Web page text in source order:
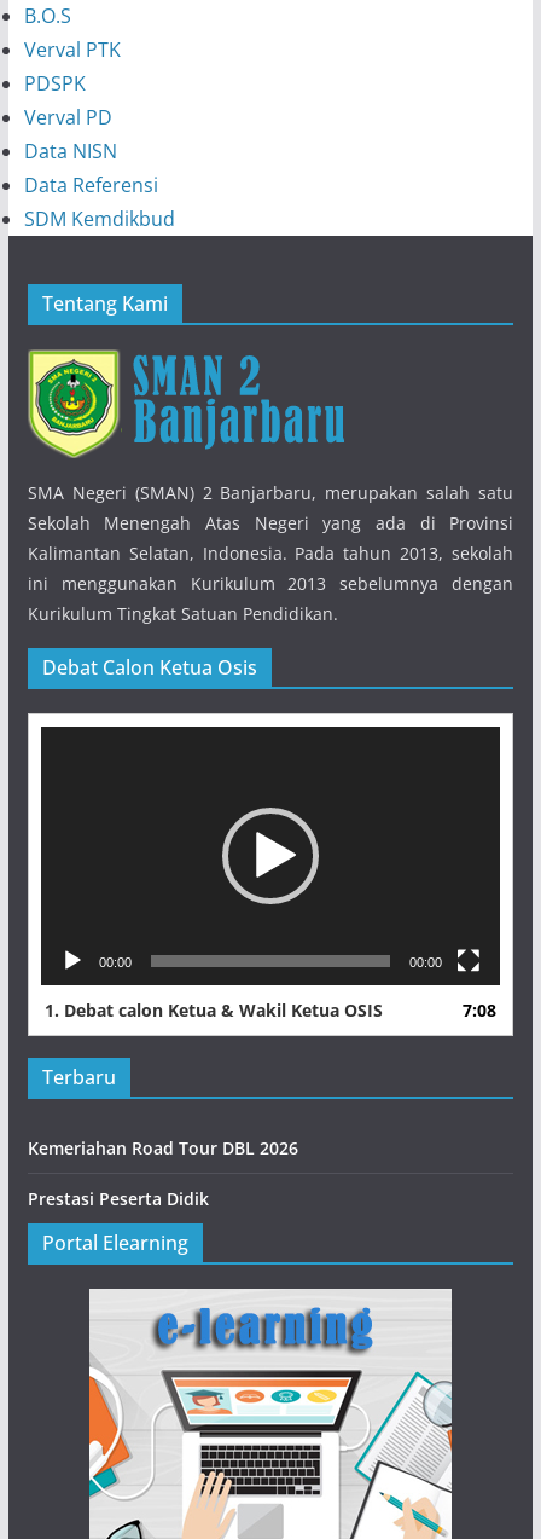
B.O.S
Verval PTK
PDSPK
Verval PD
Data NISN
Data Referensi
SDM Kemdikbud
Tentang Kami
SMA Negeri (SMAN) 2 Banjarbaru, merupakan salah satu
Sekolah Menengah Atas Negeri yang ada di Provinsi
Kalimantan Selatan, Indonesia. Pada tahun 2013, sekolah
ini menggunakan Kurikulum 2013 sebelumnya dengan
Kurikulum Tingkat Satuan Pendidikan.
Debat Calon Ketua Osis
00:00 00:00
1. Debat calon Ketua & Wakil Ketua OSIS 7:08
Terbaru
Kemeriahan Road Tour DBL 2026
Prestasi Peserta Didik
Portal Elearning